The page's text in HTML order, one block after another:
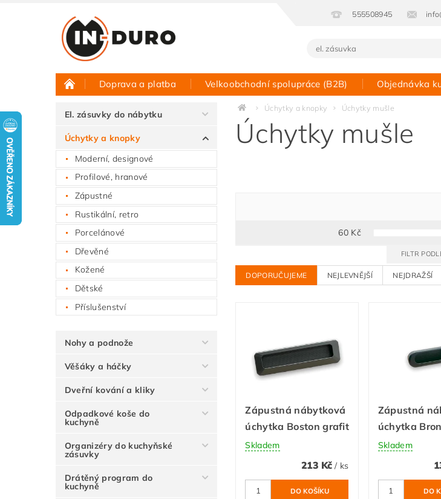
555508945
Doprava a platba Velkoobchodní spolupráce (B2B) Objednávka
Půjčovna vzorků Hodnocení obchodu Kontakt
El. zásuvky do nábytku
Úchytky a knopky
Moderní, designové
Profilové, hranové
Zápustné
Rustikální, retro
Porcelánové
Dřevěné
Kožené
Dětské
Příslušenství
Nohy a podnože
Věšáky a háčky
Dveřní kování a kliky
Odpadkové koše do
kuchyně
Organizéry do kuchyňské
zásuvky
Drátěný program do
kuchyně
Úchytky a knopky Úchytky mušle
Úchytky mušle
60 Kč
FILTR
DOPORUČUJEME NEJLEVNĚJŠÍ NEJDRAŽŠÍ
Zápustná nábytková
úchytka Boston grafit
Skladem
213 Kč/ ks
Zápustná
úchytka
Skladem